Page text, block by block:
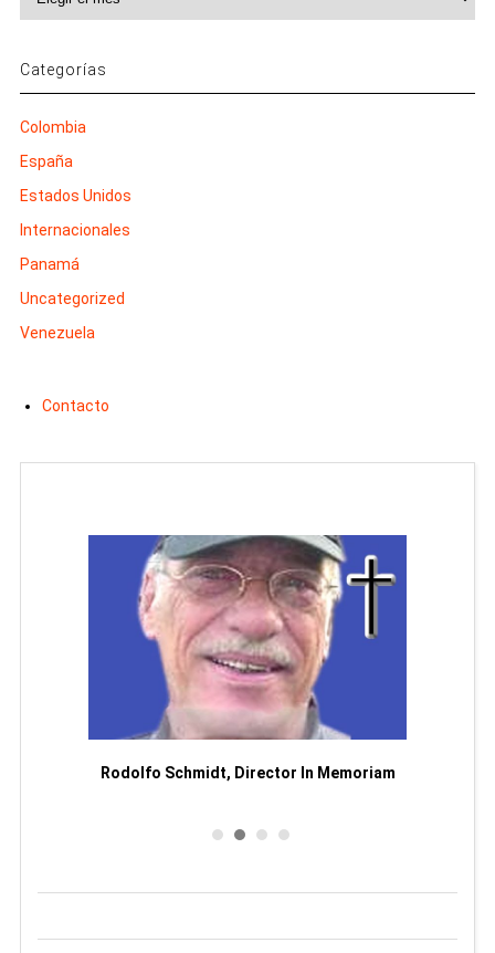
Categorías
Colombia
España
Estados Unidos
Internacionales
Panamá
Uncategorized
Venezuela
Contacto
Rodolfo Schmidt, Director In Memoriam